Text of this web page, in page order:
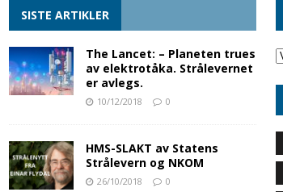
SISTE ARTIKLER
The Lancet: – Planeten trues
av elektrotåka. Strålevernet
er avlegs.
10/12/2018 0
HMS-SLAKT av Statens
Strålevern og NKOM
26/10/2018 0